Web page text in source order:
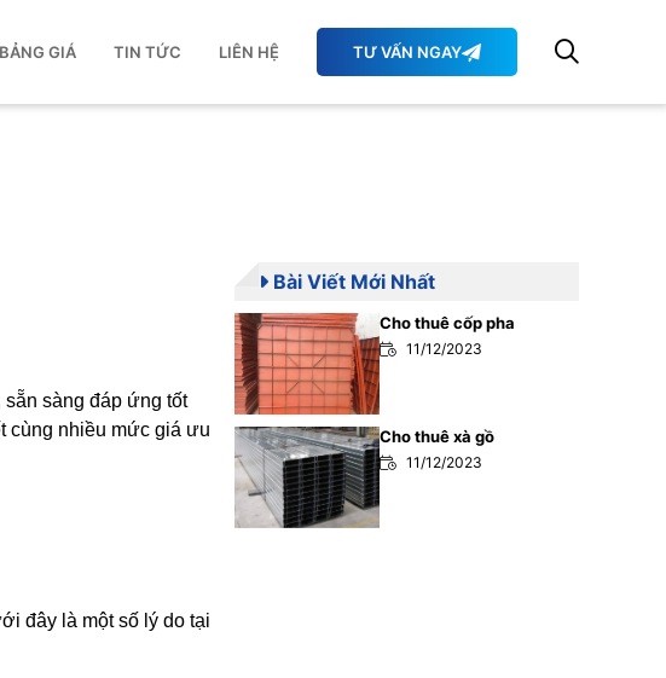
BẢNG GIÁ TIN TỨC LIÊN HỆ TƯ VẤN NGAY
sàng đáp ứng tốt
cùng nhiều mức giá ưu
đây là một số lý do tại
Bài Viết Mới Nhất
Cho thuê cốp pha
11/12/2023
Cho thuê xà gồ
11/12/2023